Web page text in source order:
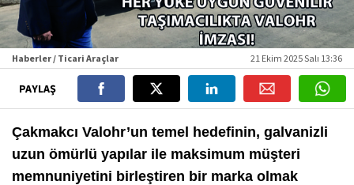
Haberler / Ticari Araçlar 21 Ekim 2025 Salı 13:36
PAYLAŞ
Çakmakcı Valohr’un temel hedefinin, galvanizli
uzun ömürlü yapılar ile maksimum müşteri
memnuniyetini birleştiren bir marka olmak